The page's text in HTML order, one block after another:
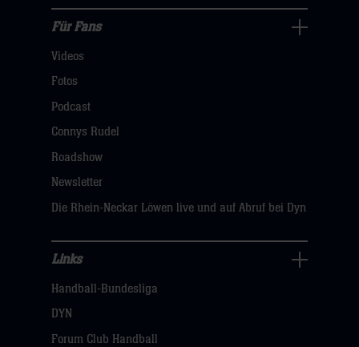
hier
Fans
Navigation
öffnen,
dann
hier
Für Fans
Videos
Fotos
Podcast
Connys Rudel
Roadshow
Newsletter
Die Rhein-Neckar Löwen live und auf Abruf bei Dyn
Navigation
öffnen,
dann
Links
Handball-Bundesliga
DYN
Forum Club Handball